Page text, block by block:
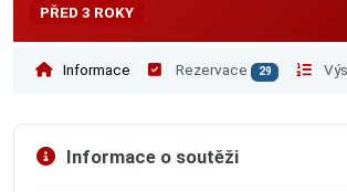
PŘED 3 ROKY
Informace Rezervace 29
Informace o soutěži